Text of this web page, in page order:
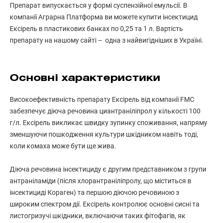
Препарат випускається у формі суспензійної емульсії. В
компанії Аграрна Платформа ви можете купити інсектицид
Ексірель в пластикових банках по 0,25 та 1 л. Вартість
препарату на нашому сайті – одна з найвигідніших в Україні.
Основні характеристики
Високоефективність препарату Ексірель від компанії FMC
забезпечує діюча речовина циантраніліпрол у кількості 100
г/л. Ексірель викликає швидку зупинку споживання, напряму
зменшуючи пошкодження культури шкідником навіть тоді,
коли комаха може бути ще жива.
Діюча речовина інсектициду є другим представником з групи
антраніламіди (після хлорантраніліпролу, що міститься в
інсектициді Кораген) та першою діючою речовиною з
широким спектром дії. Ексірель контролює основні сисні та
листогризучі шкідники, включаючи таких фітофагів, як